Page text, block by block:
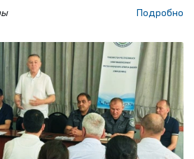
посещения Следственного
поселения № 33, изоляторов
(ИВС) органов
Камашинского и Касанского
города Карши, межрайонных
медицинской помощи лицам,
в состоянии алкогольного
в Касанском и
Подробно